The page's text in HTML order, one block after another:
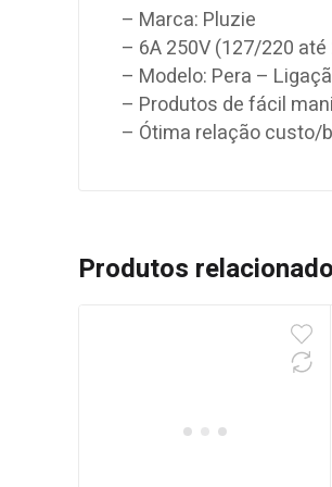
– Marca: Pluzie
– 6A 250V (127/220 até
– Modelo: Pera –
– Produtos de fácil
– Ótima relação custo/
Produtos